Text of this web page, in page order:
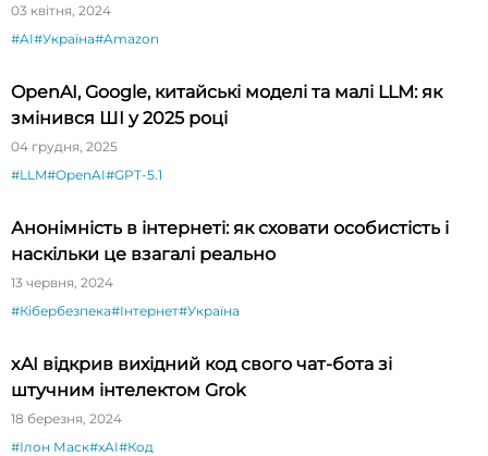
03 квітня, 2024
#AI#Україна#Amazon
OpenAI, Google, китайські моделі та малі LLM: як
змінився ШІ у 2025 році
04 грудня, 2025
#LLM#OpenAI#GPT-5.1
Анонімність в інтернеті: як сховати особистість і
наскільки це взагалі реально
13 червня, 2024
#Кібербезпека#Інтернет#Україна
xAI відкрив вихідний код свого чат-бота зі
штучним інтелектом Grok
18 березня, 2024
#Ілон Маск#xAI#Код